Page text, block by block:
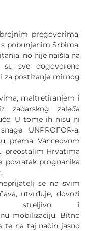
pregovorima,
pobunjenim Srbima,
no nije naišla na
su sve dogovoreno
za postizanje mirnog
maltretiranjem i
zadarskog zaleđa
U tome ih nisu ni
UNPROFOR-a,
prema Vanceovom
preostalim Hrvatima
povratak prognanika
se na svim
utvrđuje, dovozi
streljivo i
mobilizaciju. Bitno
te na taj način jasno